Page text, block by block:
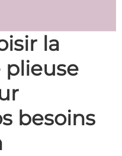
la
plieuse
besoins